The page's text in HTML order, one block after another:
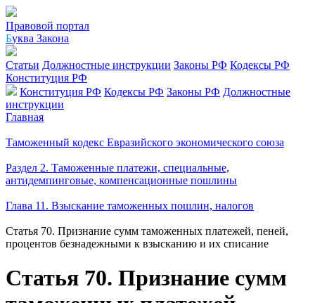
Правовой портал
Буква Закона
Статьи Должностные инструкции Законы РФ Кодексы РФ
Конституция РФ
Конституция РФ Кодексы РФ Законы РФ Должностные
инструкции
Главная
Таможенный кодекс Евразийского экономического союза
Раздел 2. Таможенные платежи, специальные,
антидемпинговые, компенсационные пошлины
Глава 11. Взыскание таможенных пошлин, налогов
Статья 70. Признание сумм таможенных платежей, пеней,
процентов безнадежными к взысканию и их списание
Статья 70. Признание сумм